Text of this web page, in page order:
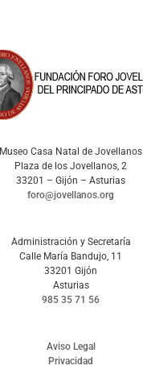
Museo Casa Natal de Jovellanos
Plaza de los Jovellanos, 2
33201 – Gijón – Asturias
foro@jovellanos.org
Administración y Secretaría
Calle María Bandujo, 11
33201 Gijón
Asturias
985 35 71 56
Aviso Legal
Privacidad